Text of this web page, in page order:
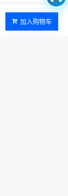
加入购物车